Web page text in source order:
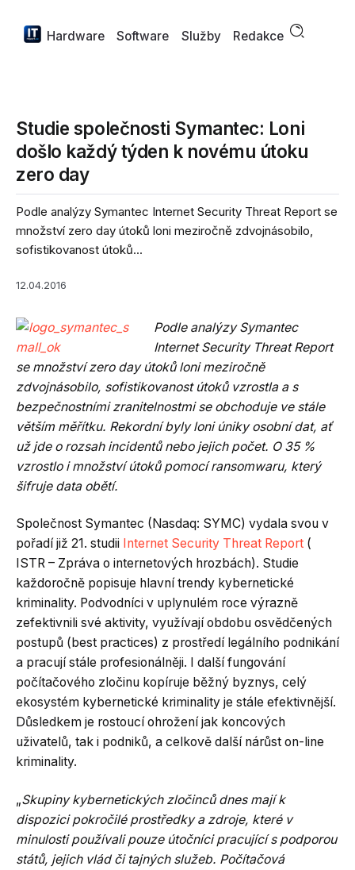
Hardware Software Služby Redakce
Studie společnosti Symantec: Loni
došlo každý týden k novému útoku
zero day
Podle analýzy Symantec Internet Security Threat Report se
množství zero day útoků loni meziročně zdvojnásobilo,
sofistikovanost útoků...
12.04.2016
Podle analýzy Symantec
Internet Security Threat Report
se množství zero day útoků loni meziročně
zdvojnásobilo, sofistikovanost útoků vzrostla a s
bezpečnostními zranitelnostmi se obchoduje ve stále
větším měřítku. Rekordní byly loni úniky osobní dat, ať
už jde o rozsah incidentů nebo jejich počet. O 35 %
vzrostlo i množství útoků pomocí ransomwaru, který
šifruje data obětí.
Společnost Symantec (Nasdaq: SYMC) vydala svou v
pořadí již 21. studii Internet Security Threat Report (
ISTR – Zpráva o internetových hrozbách). Studie
každoročně popisuje hlavní trendy kybernetické
kriminality. Podvodníci v uplynulém roce výrazně
zefektivnili své aktivity, využívají obdobu osvědčených
postupů (best practices) z prostředí legálního podnikání
a pracují stále profesionálněji. I další fungování
počítačového zločinu kopíruje běžný byznys, celý
ekosystém kybernetické kriminality je stále efektivnější.
Důsledkem je rostoucí ohrožení jak koncových
uživatelů, tak i podniků, a celkově další nárůst on-line
kriminality.
„Skupiny kybernetických zločinců dnes mají k
dispozici pokročilé prostředky a zdroje, které v
minulosti používali pouze útočníci pracující s podporou
států, jejich vlád či tajných služeb. Počítačová